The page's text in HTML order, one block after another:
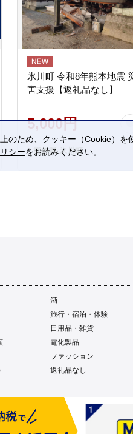
氷川町 令和8年熊本地震
害支援【返礼品なし】
5,000円
熊本県 氷川町
酒
旅行・宿泊・体験
日用品・雑貨
電化製品
ファッション
返礼品なし
のため、クッキー（Cookie）
シーをお読みください。